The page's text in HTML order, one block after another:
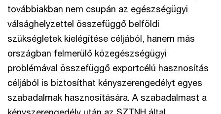
továbbiakban nem csupán az egészségügyi
válsághelyzettel összefüggő belföldi
szükségletek kielégítése céljából, hanem más
országban felmerülő közegészségügyi
problémával összefüggő exportcélú hasznosítás
céljából is biztosíthat kényszerengedélyt egyes
szabadalmak hasznosítására. A szabadalmast a